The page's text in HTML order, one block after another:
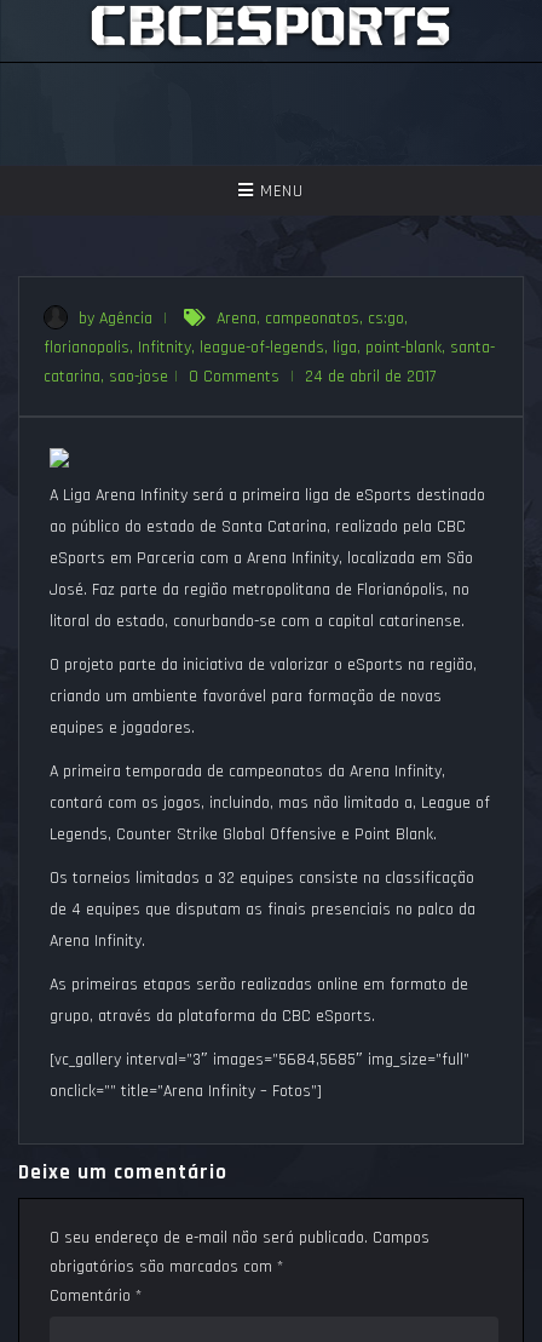
TOGGLE
MENU
ASSISTIR
PERGUNTAS FREQUENTES
by Agência | Arena, campeonatos, cs:go,
florianopolis, Infitnity, league-of-legends, liga, point-blank, santa-
catarina, sao-jose | 0 Comments | 24 de abril de 2017
A Liga Arena Infinity será a primeira liga de eSports destinado
ao público do estado de Santa Catarina, realizado pela CBC
eSports em Parceria com a Arena Infinity, localizada em São
José. Faz parte da região metropolitana de Florianópolis, no
litoral do estado, conurbando-se com a capital catarinense.
O projeto parte da iniciativa de valorizar o eSports na região,
criando um ambiente favorável para formação de novas
equipes e jogadores.
A primeira temporada de campeonatos da Arena Infinity,
contará com os jogos, incluindo, mas não limitado a, League of
Legends, Counter Strike Global Offensive e Point Blank.
Os torneios limitados a 32 equipes consiste na classificação
de 4 equipes que disputam as finais presenciais no palco da
Arena Infinity.
As primeiras etapas serão realizadas online em formato de
grupo, através da plataforma da CBC eSports.
[vc_gallery interval=”3″ images=”5684,5685″ img_size=”full”
onclick=”” title=”Arena Infinity – Fotos”]
Deixe um comentário
O seu endereço de e-mail não será publicado. Campos
obrigatórios são marcados com *
Comentário *